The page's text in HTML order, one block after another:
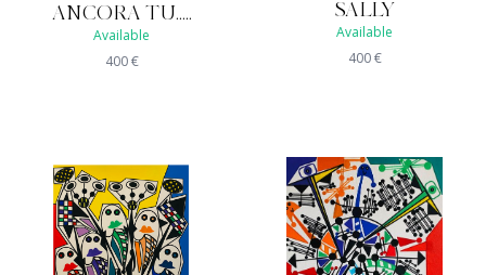
ANCORA TU.....
Available
400€
SALLY
Available
400€